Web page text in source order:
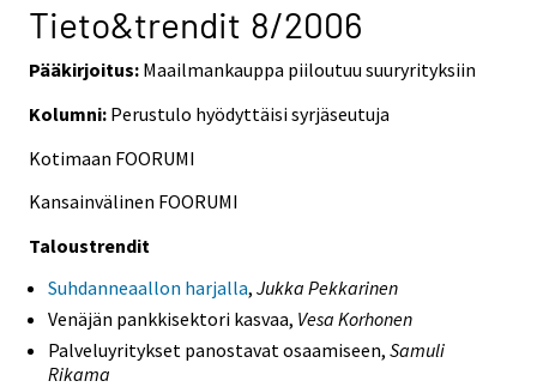
Tieto&trendit 8/2006
Pääkirjoitus: Maailmankauppa piiloutuu suuryrityksiin
Kolumni: Perustulo hyödyttäisi syrjäseutuja
Kotimaan FOORUMI
Kansainvälinen FOORUMI
Taloustrendit
Suhdanneaallon harjalla, Jukka Pekkarinen
Venäjän pankkisektori kasvaa, Vesa Korhonen
Palveluyritykset panostavat osaamiseen, Samuli
Rikama